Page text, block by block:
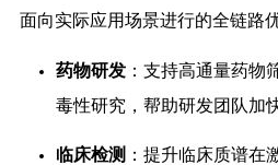
面向实际应用场景进行的全链路优
药物研发：支持高通量药物
毒性研究，帮助研发团队加
临床检测 ：提升临床质谱在